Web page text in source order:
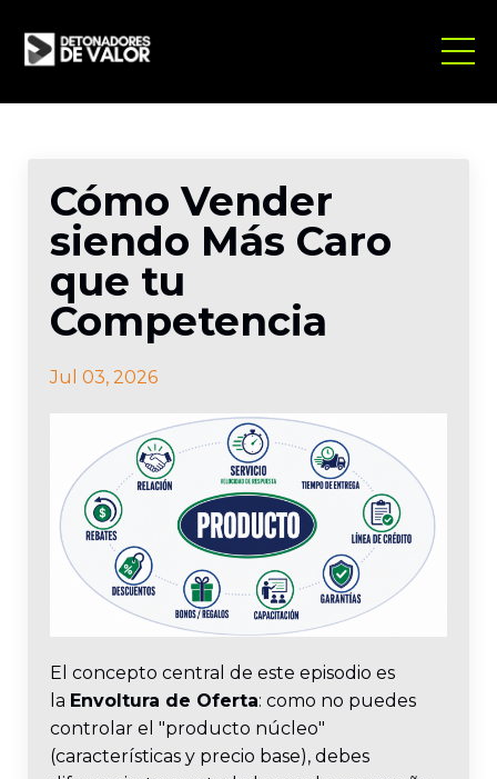
Cómo Vender
siendo Más Caro
que tu
Competencia
Jul 03, 2026
El concepto central de este episodio es
la Envoltura de Oferta: como no puedes
controlar el "producto núcleo"
(características y precio base), debes